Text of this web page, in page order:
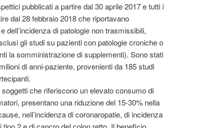
pubblicati a partire dal 30 aprile 2017 e tutti i
dal 28 febbraio 2018 che riportavano
dell’incidenza di patologie non trasmissibili,
gli studi su pazienti con patologie croniche o
la somministrazione di supplementi). Sono stati
di anni-paziente, provenienti da 185 studi
che riferiscono un elevato consumo di
presentano una riduzione del 15-30% nella
nell’incidenza di coronaropatie, di incidenza